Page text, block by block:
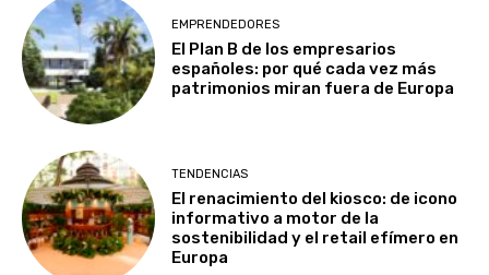
EMPRENDEDORES
El Plan B de los empresarios
españoles: por qué cada vez más
patrimonios miran fuera de Europa
TENDENCIAS
El renacimiento del kiosco: de icono
informativo a motor de la
sostenibilidad y el retail efímero en
Europa